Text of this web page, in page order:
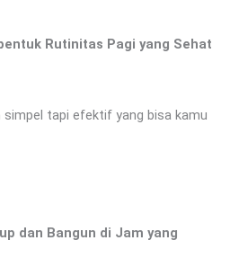
Rutinitas Pagi yang Sehat
simpel tapi efektif yang bisa kamu
dan Bangun di Jam yang